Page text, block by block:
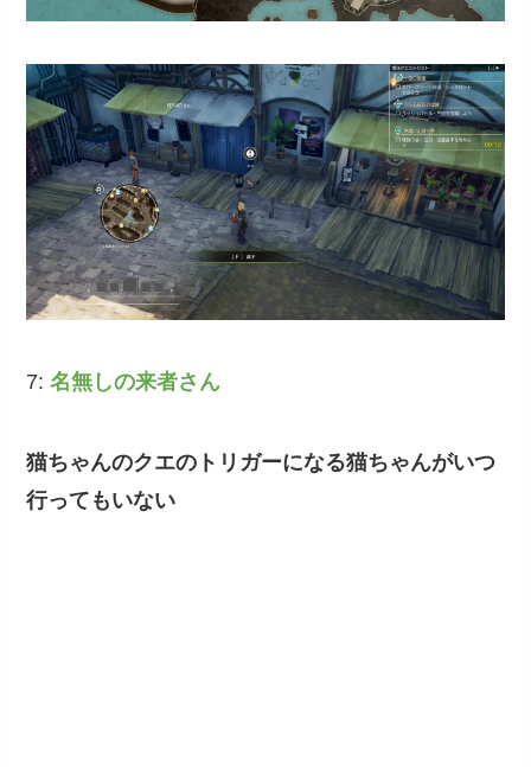
7:名無しの来者さん
猫ちゃんのクエのトリガーになる猫ちゃんがいつ
行ってもいない